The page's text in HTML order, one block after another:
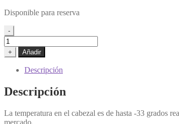
Disponible para reserva
-
Tricell
Cryo
Max
cantidad
+ Añadir
Descripción
Descripción
La temperatura en el cabezal es de hasta -33 grados
mercado.